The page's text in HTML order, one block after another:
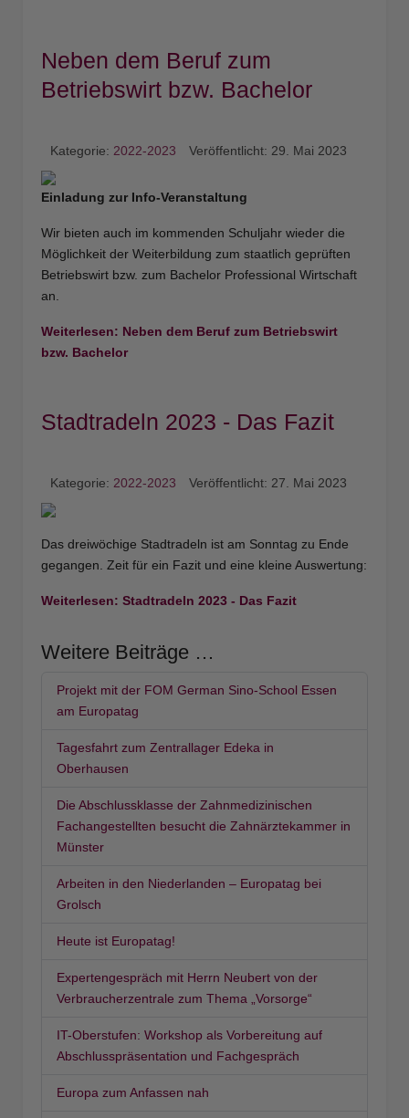
Neben dem Beruf zum
Betriebswirt bzw. Bachelor
Kategorie:2022-2023 Veröffentlicht: 29. Mai 2023
Einladung zur Info-Veranstaltung
Wir bieten auch im kommenden Schuljahr wieder die
Möglichkeit der Weiterbildung zum staatlich geprüften
Betriebswirt bzw. zum Bachelor Professional Wirtschaft
an.
Weiterlesen: Neben dem Beruf zum Betriebswirt
bzw. Bachelor
Stadtradeln 2023 - Das Fazit
Kategorie:2022-2023 Veröffentlicht: 27. Mai 2023
Das dreiwöchige Stadtradeln ist am Sonntag zu Ende
gegangen. Zeit für ein Fazit und eine kleine Auswertung:
Weiterlesen: Stadtradeln 2023 - Das Fazit
Weitere Beiträge …
Projekt mit der FOM German Sino-School Essen
am Europatag
Tagesfahrt zum Zentrallager Edeka in
Oberhausen
Die Abschlussklasse der Zahnmedizinischen
Fachangestellten besucht die Zahnärztekammer in
Münster
Arbeiten in den Niederlanden – Europatag bei
Grolsch
Heute ist Europatag!
Expertengespräch mit Herrn Neubert von der
Verbraucherzentrale zum Thema „Vorsorge“
IT-Oberstufen: Workshop als Vorbereitung auf
Abschlusspräsentation und Fachgespräch
Europa zum Anfassen nah